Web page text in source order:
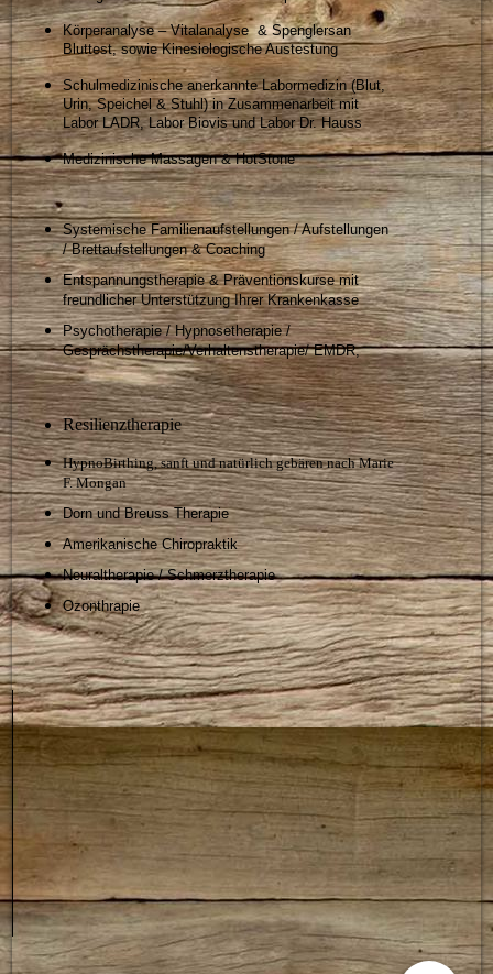
Körperanalyse – Vitalanalyse & Spenglersan
Bluttest, sowie Kinesiologische Austestung
Schulmedizinische anerkannte Labormedizin (Blut,
Urin, Speichel & Stuhl) in Zusammenarbeit mit
Labor LADR, Labor Biovis und Labor Dr. Hauss
Medizinische Massagen & HotStone
Systemische Familienaufstellungen / Aufstellungen
/ Brettaufstellungen & Coaching
Entspannungstherapie & Präventionskurse mit
freundlicher Unterstützung Ihrer Krankenkasse
Psychotherapie / Hypnosetherapie /
Gesprächstherapie/Verhaltenstherapie/ EMDR,
Resilienztherapie
HypnoBirthing, sanft und natürlich gebären nach Marie
F. Mongan
Dorn und Breuss Therapie
Amerikanische Chiropraktik
Neuraltherapie / Schmerztherapie
Ozonthrapie